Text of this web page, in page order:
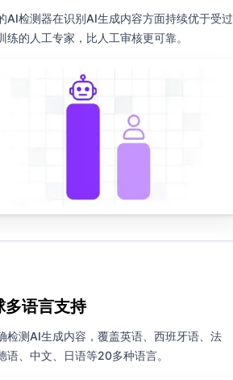
AI检测器在识别AI生成内容方面持续优于受过
练的人工专家，比人工审核更可靠。
多语言支持
检测AI生成内容，覆盖英语、西班牙语、法
语、中文、日语等20多种语言。